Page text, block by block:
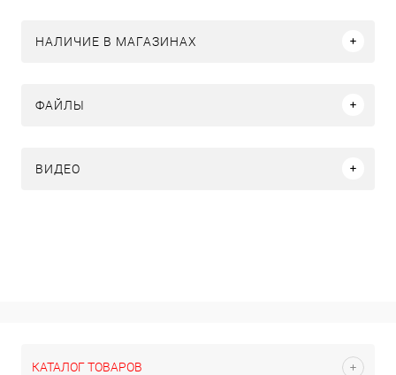
НАЛИЧИЕ В МАГАЗИНАХ
ФАЙЛЫ
ВИДЕО
КАТАЛОГ ТОВАРОВ